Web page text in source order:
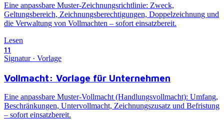
Eine anpassbare Muster-Zeichnungsrichtlinie: Zweck,
Geltungsbereich, Zeichnungsberechtigungen, Doppelzeichnung und
die Verwaltung von Vollmachten – sofort einsatzbereit.
Lesen
11
Signatur · Vorlage
Vollmacht: Vorlage für Unternehmen
Eine anpassbare Muster-Vollmacht (Handlungsvollmacht): Umfang,
Beschränkungen, Untervollmacht, Zeichnungszusatz und Befristung
– sofort einsatzbereit.